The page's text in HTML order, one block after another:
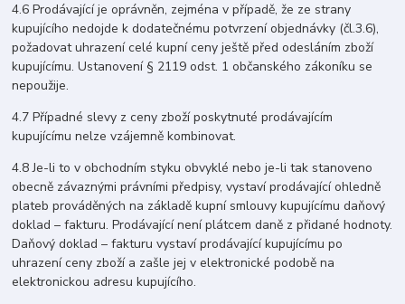
4.6 Prodávající je oprávněn, zejména v případě, že ze strany
kupujícího nedojde k dodatečnému potvrzení objednávky (čl.3.6),
požadovat uhrazení celé kupní ceny ještě před odesláním zboží
kupujícímu. Ustanovení § 2119 odst. 1 občanského zákoníku se
nepoužije.
4.7 Případné slevy z ceny zboží poskytnuté prodávajícím
kupujícímu nelze vzájemně kombinovat.
4.8 Je-li to v obchodním styku obvyklé nebo je-li tak stanoveno
obecně závaznými právními předpisy, vystaví prodávající ohledně
plateb prováděných na základě kupní smlouvy kupujícímu daňový
doklad – fakturu. Prodávající není plátcem daně z přidané hodnoty.
Daňový doklad – fakturu vystaví prodávající kupujícímu po
uhrazení ceny zboží a zašle jej v elektronické podobě na
elektronickou adresu kupujícího.